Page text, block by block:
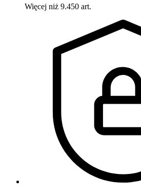
Więcej niż 9.450 art.